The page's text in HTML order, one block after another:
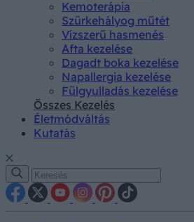
Kemoterápia
Szürkehályog műtét
Vízszerű hasmenés
Afta kezelése
Dagadt boka kezelése
Napallergia kezelése
Fülgyulladás kezelése
Összes Kezelés
Életmódváltás
Kutatás